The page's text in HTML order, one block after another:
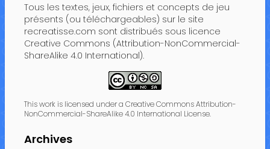
Tous les textes, jeux, fichiers et concepts de jeu
présents (ou téléchargeables) sur le site
recreatisse.com sont distribués sous licence
Creative Commons (Attribution-NonCommercial-
ShareAlike 4.0 International).
This work is licensed under a Creative Commons Attribution-
NonCommercial-ShareAlike 4.0 International License.
Archives